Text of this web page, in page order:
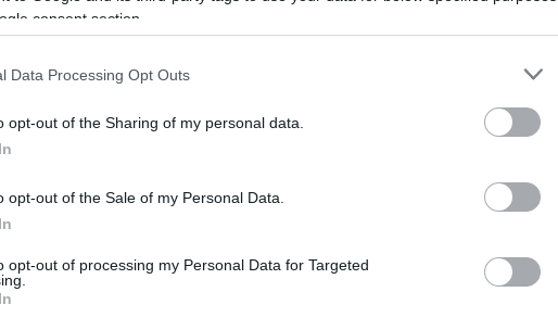
consent section.
Data Processing Opt Outs
opt-out of the Sharing of my personal data.
opt-out of the Sale of my Personal Data.
opt-out of processing my Personal Data for Targeted
Tης Eurohoops team/
info@eurohoops.net
Ο κόουτς τωνΣέλτικςπήρε δικαίως τη
επειδή βρισκόταν στον πάγκο του All